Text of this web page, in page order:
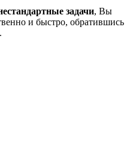
задачи, Вы
и быстро, обратившись